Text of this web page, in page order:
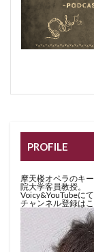
PROFILE
摩天楼オペラのキ
院大学客員教授。
Voicy&YouTubeに
チャンネル登録は